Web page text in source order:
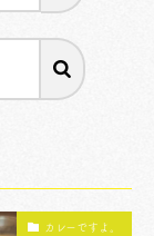
カレーですよ。